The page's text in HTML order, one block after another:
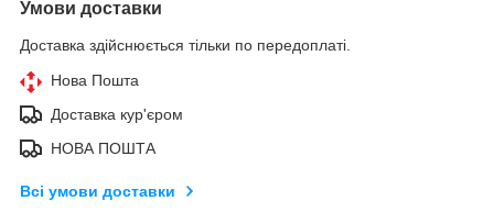
Умови доставки
Доставка здійснюється тільки по передоплаті.
Нова Пошта
Доставка кур'єром
НОВА ПОШТА
Всі умови доставки